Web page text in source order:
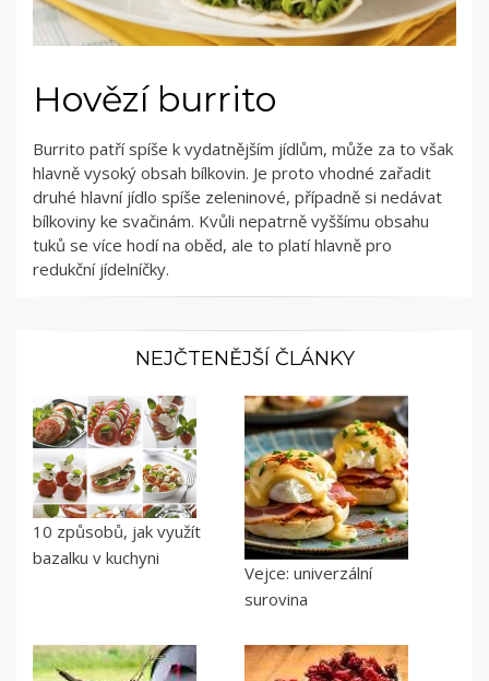
Hovězí burrito
Burrito patří spíše k vydatnějším jídlům, může za to však
hlavně vysoký obsah bílkovin. Je proto vhodné zařadit
druhé hlavní jídlo spíše zeleninové, případně si nedávat
bílkoviny ke svačinám. Kvůli nepatrně vyššímu obsahu
tuků se více hodí na oběd, ale to platí hlavně pro
redukční jídelníčky.
NEJČTENĚJŠÍ ČLÁNKY
10 způsobů, jak využít
bazalku v kuchyni
Vejce: univerzální
surovina